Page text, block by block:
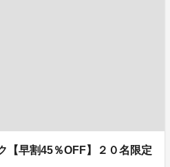
【早割45％OFF】２０名限定